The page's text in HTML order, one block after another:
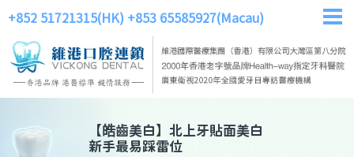
+852 51721315(HK) +853 65585927(Macau)
【皓齒美白】 北上牙貼面美白
新手最易踩雷位